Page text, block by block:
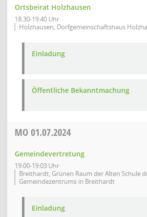
Ortsbeirat Holzhausen
18:30-19:40 Uhr
Holzhausen, Dorfgemeinschaftshaus
Einladung
Öffentliche Bekanntmachung
MO 01.07.2024
Gemeindevertretung
19:00-19:03 Uhr
Breithardt, Grünen Raum der Alten Schule
Gemeindezentrums in Breithardt
Einladung